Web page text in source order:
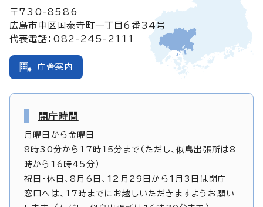
〒730-8586
広島市中区国泰寺町一丁目6番34号
代表電話：082-245-2111
庁舎案内
開庁時間
月曜日から金曜日
8時30分から17時15分まで（ただし、似島出張所は8
時から16時45分）
祝日・休日、8月6日、12月29日から1月3日は閉庁
窓口へは、17時までにお越しいただきますようお願い